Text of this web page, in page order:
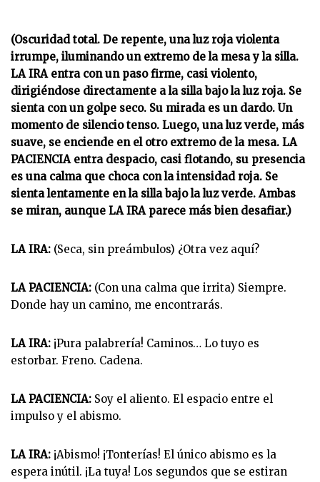
(Oscuridad total. De repente, una luz roja violenta
irrumpe, iluminando un extremo de la mesa y la silla.
LA IRA entra con un paso firme, casi violento,
dirigiéndose directamente a la silla bajo la luz roja. Se
sienta con un golpe seco. Su mirada es un dardo. Un
momento de silencio tenso. Luego, una luz verde, más
suave, se enciende en el otro extremo de la mesa. LA
PACIENCIA entra despacio, casi flotando, su presencia
es una calma que choca con la intensidad roja. Se
sienta lentamente en la silla bajo la luz verde. Ambas
se miran, aunque LA IRA parece más bien desafiar.)
LA IRA: (Seca, sin preámbulos) ¿Otra vez aquí?
LA PACIENCIA: (Con una calma que irrita) Siempre.
Donde hay un camino, me encontrarás.
LA IRA: ¡Pura palabrería! Caminos… Lo tuyo es
estorbar. Freno. Cadena.
LA PACIENCIA: Soy el aliento. El espacio entre el
impulso y el abismo.
LA IRA: ¡Abismo! ¡Tonterías! El único abismo es la
espera inútil. ¡La tuya! Los segundos que se estiran